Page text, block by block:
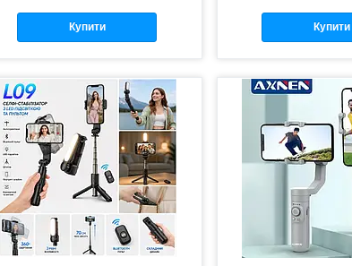
Купити Купити